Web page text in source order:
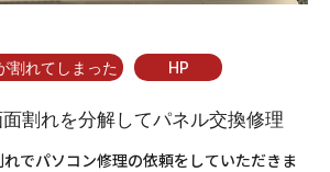
割れてしまった HP
割れを分解してパネル交換修理
でパソコン修理の依頼をしていただきま